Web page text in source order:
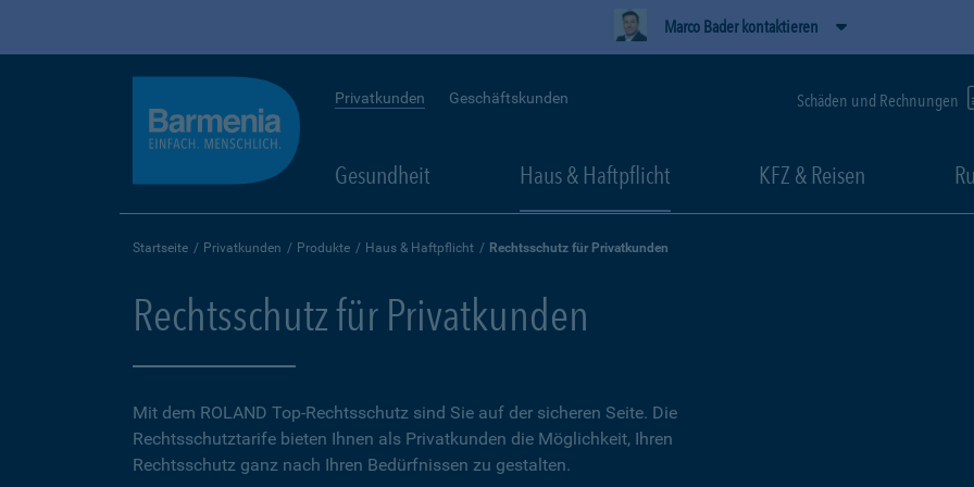
Marco Bader kontaktieren
Privatkunden Geschäftskunden Schäden und Rechnungen
Gesundheit Haus & Haftpflicht KFZ & Reisen
Startseite Privatkunden Produkte Haus & Haftpflicht Rechtsschutz für Privatkunden
Rechtsschutz für Privatkunden
Mit dem ROLAND Top-Rechtsschutz sind Sie auf der sicheren Seite. Die
Rechtsschutztarife bieten Ihnen als Privatkunden die Möglichkeit, Ihren
Rechtsschutz ganz nach Ihren Bedürfnissen zu gestalten.